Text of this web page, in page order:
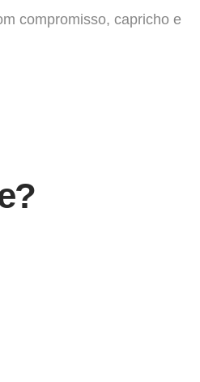
compromisso, capricho e